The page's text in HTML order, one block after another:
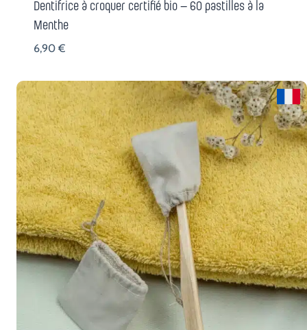
Dentifrice à croquer certifié bio – 60 pastilles à la
Menthe
6,90€